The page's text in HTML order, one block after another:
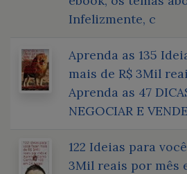
Infelizmente, c
Aprenda as 135
mais de R$ 3Mil
Aprenda as 47
NEGOCIAR E
122 Ideias para
3Mil reais por mês